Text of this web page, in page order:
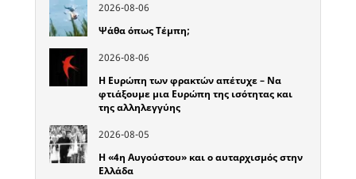
2026-08-06
Ψάθα όπως Τέμπη;
2026-08-06
Η Ευρώπη των φρακτών απέτυχε – Να
φτιάξουμε μια Ευρώπη της ισότητας και
της αλληλεγγύης
2026-08-05
Η «4η Αυγούστου» και ο αυταρχισμός στην
Ελλάδα